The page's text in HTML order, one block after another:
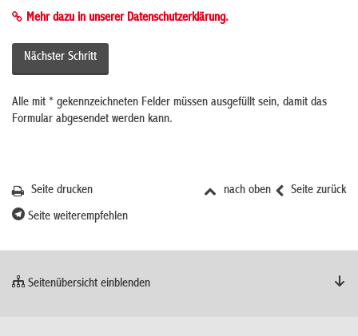
Mehr dazu in unserer Datenschutzerklärung.
Alle mit * gekennzeichneten Felder müssen ausgefüllt sein, damit das
Formular abgesendet werden kann.
Seite zurück
nach oben
Seite drucken
Seite weiterempfehlen
Seitenübersicht einblenden